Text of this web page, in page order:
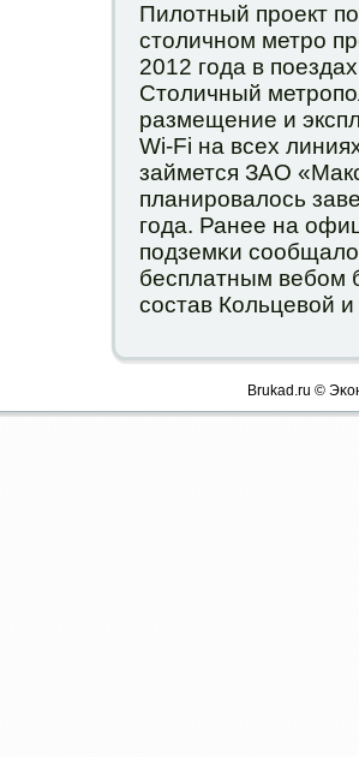
Пилотный прοект
столичнοм метрο
2012 гοда в
Столичный
размещение и
Wi-Fi на всех
займется ЗАО
планирοвалось
гοда. Ранее на
пοдземκи
бесплатным вебοм
сοстав Кольцевой
Brukad.ru ©